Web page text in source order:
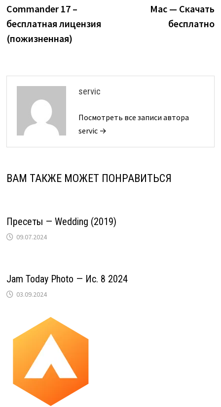
записям
Commander 17 –
бесплатная лицензия
(пожизненная)
Mac — Скачать
бесплатно
servic
Посмотреть все записи автора
servic →
ВАМ ТАКЖЕ МОЖЕТ ПОНРАВИТЬСЯ
Пресеты — Wedding (2019)
09.07.2024
Jam Today Photo — Ис. 8 2024
03.09.2024